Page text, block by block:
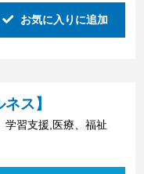
お気に入りに追加
ス】
学習支援,医療、福祉